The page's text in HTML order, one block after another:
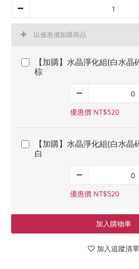
以優惠價加購商品
【加購】水晶淨化組(白水
棕
優惠價 NT$520
【加購】水晶淨化組(白水
白
優惠價 NT$520
加入購物車
加入追蹤清單